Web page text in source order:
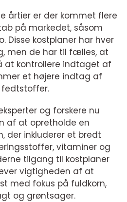
årtier er der kommet flere
på markedet, såsom
Disse kostplaner har hver
men de har til fælles, at
at kontrollere indtaget af
et højere indtag af
fedtstoffer.
og forskere nu
af at opretholde en
der inkluderer et bredt
vitaminer og
tilgang til kostplaner
vigtigheden af at
med fokus på fuldkorn,
og grøntsager.